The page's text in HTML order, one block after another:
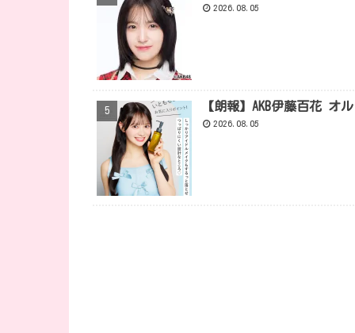
2026.08.05
【朗報】AKB伊藤百花
2026.08.05